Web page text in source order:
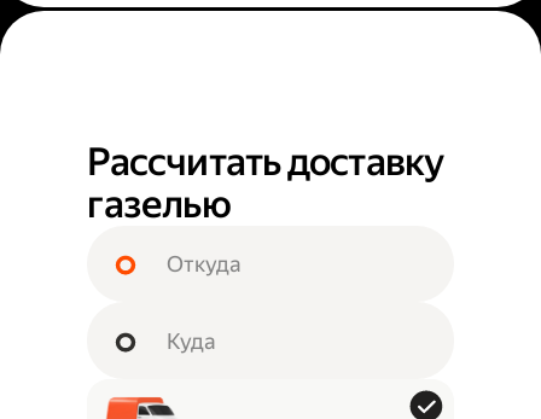
Рассчитать доставку
газелью